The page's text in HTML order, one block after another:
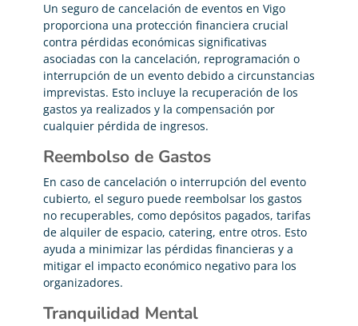
Un seguro de cancelación de eventos en Vigo
proporciona una protección financiera crucial
contra pérdidas económicas significativas
asociadas con la cancelación, reprogramación o
interrupción de un evento debido a circunstancias
imprevistas. Esto incluye la recuperación de los
gastos ya realizados y la compensación por
cualquier pérdida de ingresos.
Reembolso de Gastos
En caso de cancelación o interrupción del evento
cubierto, el seguro puede reembolsar los gastos
no recuperables, como depósitos pagados, tarifas
de alquiler de espacio, catering, entre otros. Esto
ayuda a minimizar las pérdidas financieras y a
mitigar el impacto económico negativo para los
organizadores.
Tranquilidad Mental